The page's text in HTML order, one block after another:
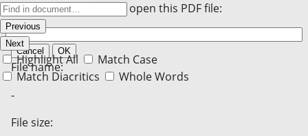
Previous
Next
Highlight All
Match Case
Match Diacritics
Whole Words
Enter the password to open this PDF file:
Cancel OK
File name:
-
File size: